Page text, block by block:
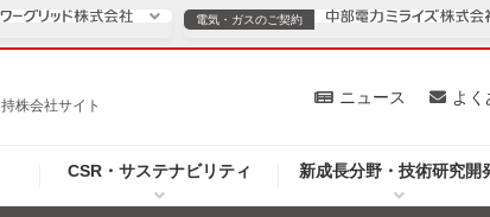
持株会社サイト
CSR・サステナビリティ 新成長分野・技術研究開
ニュース よ
ご案内
電気・ガスのご契約
電気・ガスのご契約
個人のお客さま